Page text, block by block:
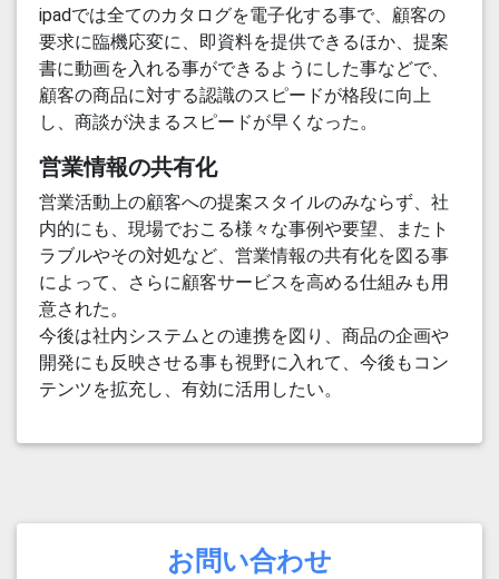
ipadでは全てのカタログを電子化する事で、顧客の
要求に臨機応変に、即資料を提供できるほか、提案
書に動画を入れる事ができるようにした事などで、
顧客の商品に対する認識のスピードが格段に向上
し、商談が決まるスピードが早くなった。
営業情報の共有化
営業活動上の顧客への提案スタイルのみならず、社
内的にも、現場でおこる様々な事例や要望、またト
ラブルやその対処など、営業情報の共有化を図る事
によって、さらに顧客サービスを高める仕組みも用
意された。
今後は社内システムとの連携を図り、商品の企画や
開発にも反映させる事も視野に入れて、今後もコン
テンツを拡充し、有効に活用したい。
お問い合わせ